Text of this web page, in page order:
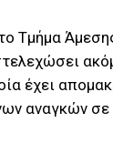
Τμήμα
έχει
αναγκών σε